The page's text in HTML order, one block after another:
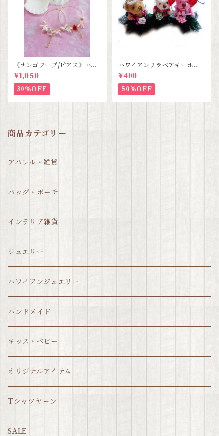
《サンゴフープ/ピアス》ハン
ドメイド SALE
¥1,050
30%OFF
ハワイアンフラベアキーホル
ダー SALE
¥400
50%OFF
商品カテゴリー
アパレル・雑貨
バッグ・ポーチ
インテリア雑貨
ジュエリー
ハワイアンジュエリー
ハンドメイド
キッズ・ベビー
オリジナルアイテム
Tシャツヤーン
SALE